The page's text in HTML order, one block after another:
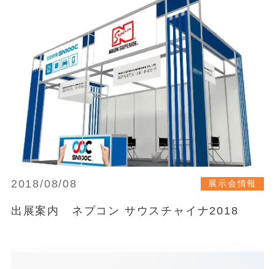
2018/08/08 展示会情報
出展案内 ネプコン サウスチャイナ2018